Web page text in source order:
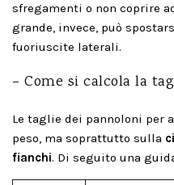
sfregamenti o non coprire
grande, invece, può
fuoriuscite laterali.
– Come si calcola la
Le taglie dei pannoloni per
peso, ma soprattutto sulla
fianchi. Di seguito una